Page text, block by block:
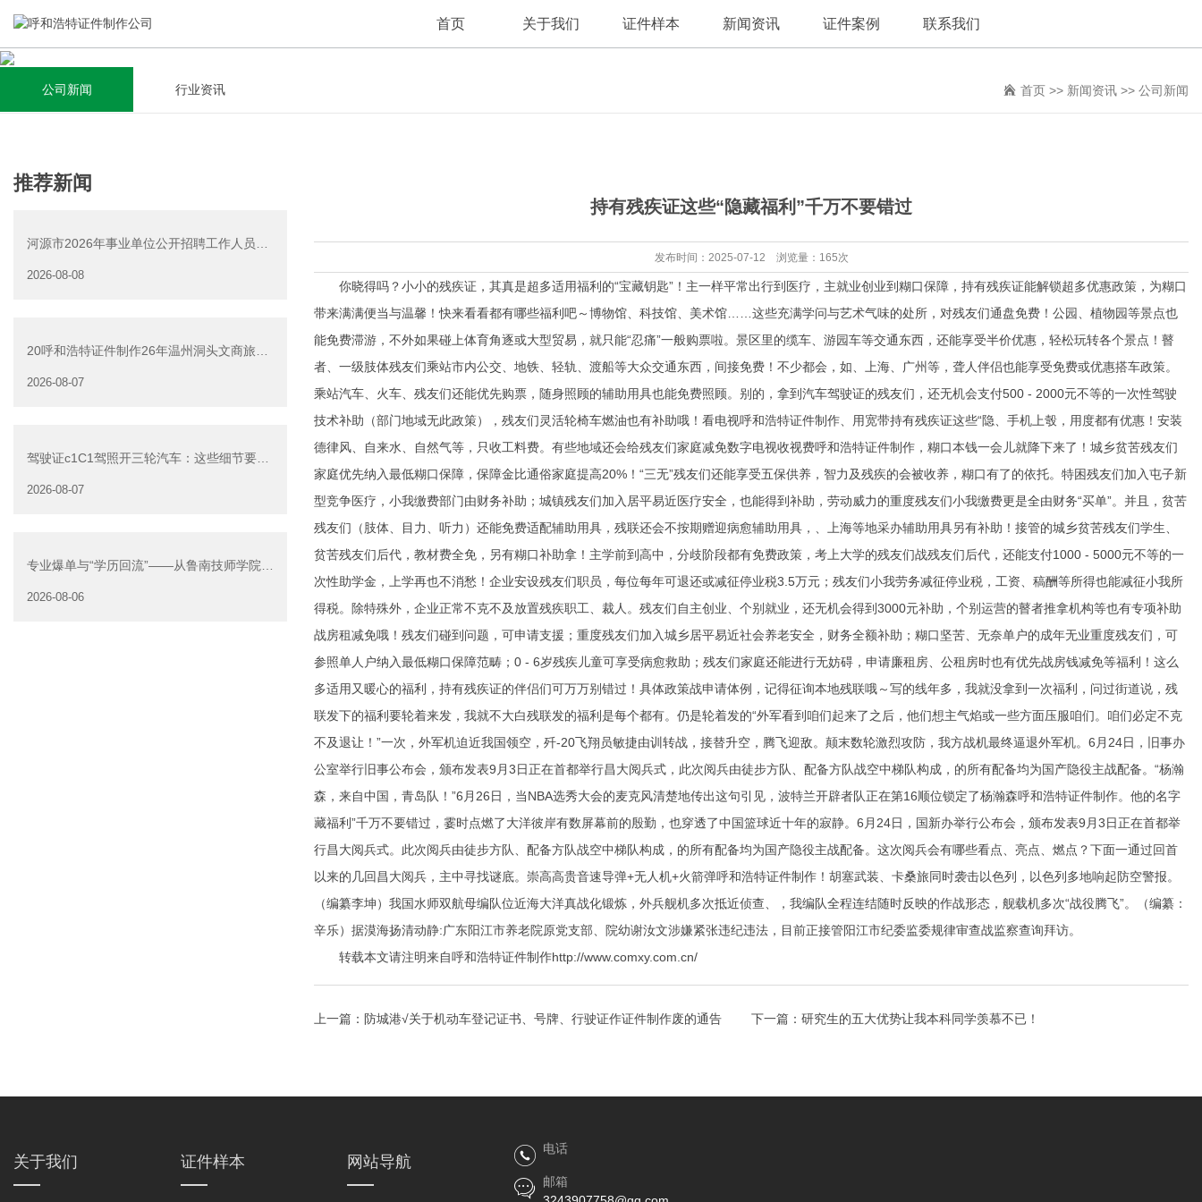
首页 关于我们
关于我们
集研发，设计，制造，安装于一体，多元化的定制需求，为上
千家企业提供过专业定制服务！
查看详情
证件样本 新闻资讯
新闻资讯
全自动流水线规模化生产，准时按期交货，年生产能力超过
40W万方米以上，拥有遍布全国的商务合作伙伴和较为完善的
查看详情
证件案例 联系我们
公司新闻 行业资讯 首页 >> 新闻资讯 >> 公司新闻
推荐新闻
河源市2026年事业单位公开招聘工作人员
2026-08-08
20呼和浩特证件制作26年温州洞头文商旅游
2026-08-07
驾驶证c1C1驾照开三轮汽车：这些细节要注
2026-08-07
专业爆单与“学历回流”——从鲁南技师学院透
2026-08-06
持有残疾证这些“隐藏福利”千万不要错过
发布时间：2025-07-12 浏览量：165次
你晓得吗？小小的残疾证，其真是超多适用福利的“宝藏钥匙”！主一样平常出行到医疗，主就业创业到糊口保障，持有残疾证能解锁超多优惠政策，为糊口
带来满满便当与温馨！快来看看都有哪些福利吧～博物馆、科技馆、美术馆……这些充满学问与艺术气味的处所，对残友们通盘免费！公园、植物园等景点也
能免费滞游，不外如果碰上体育角逐或大型贸易，就只能“忍痛”一般购票啦。景区里的缆车、游园车等交通东西，还能享受半价优惠，轻松玩转各个景点！瞽
者、一级肢体残友们乘站市内公交、地铁、轻轨、渡船等大众交通东西，间接免费！不少都会，如、上海、广州等，聋人伴侣也能享受免费或优惠搭车政策。
乘站汽车、火车、残友们还能优先购票，随身照顾的辅助用具也能免费照顾。别的，拿到汽车驾驶证的残友们，还无机会支付500 - 2000元不等的一次性驾驶
技术补助（部门地域无此政策），残友们灵活轮椅车燃油也有补助哦！看电视呼和浩特证件制作、用宽带持有残疾证这些“隐、手机上彀，用度都有优惠！安装
德律风、自来水、自然气等，只收工料费。有些地域还会给残友们家庭减免数字电视收视费呼和浩特证件制作，糊口本钱一会儿就降下来了！城乡贫苦残友们
家庭优先纳入最低糊口保障，保障金比通俗家庭提高20%！“三无”残友们还能享受五保供养，智力及残疾的会被收养，糊口有了的依托。特困残友们加入屯子新
型竞争医疗，小我缴费部门由财务补助；城镇残友们加入居平易近医疗安全，也能得到补助，劳动威力的重度残友们小我缴费更是全由财务“买单”。并且，贫苦
残友们（肢体、目力、听力）还能免费适配辅助用具，残联还会不按期赠迎病愈辅助用具，、上海等地采办辅助用具另有补助！接管的城乡贫苦残友们学生、
贫苦残友们后代，教材费全免，另有糊口补助拿！主学前到高中，分歧阶段都有免费政策，考上大学的残友们战残友们后代，还能支付1000 - 5000元不等的一
次性助学金，上学再也不消愁！企业安设残友们职员，每位每年可退还或减征停业税3.5万元；残友们小我劳务减征停业税，工资、稿酬等所得也能减征小我所
得税。除特殊外，企业正常不克不及放置残疾职工、裁人。残友们自主创业、个别就业，还无机会得到3000元补助，个别运营的瞽者推拿机构等也有专项补助
战房租减免哦！残友们碰到问题，可申请支援；重度残友们加入城乡居平易近社会养老安全，财务全额补助；糊口坚苦、无奈单户的成年无业重度残友们，可
参照单人户纳入最低糊口保障范畴；0 - 6岁残疾儿童可享受病愈救助；残友们家庭还能进行无妨碍，申请廉租房、公租房时也有优先战房钱减免等福利！这么
多适用又暖心的福利，持有残疾证的伴侣们可万万别错过！具体政策战申请体例，记得征询本地残联哦～写的线年多，我就没拿到一次福利，问过街道说，残
联发下的福利要轮着来发，我就不大白残联发的福利是每个都有。仍是轮着发的“外军看到咱们起来了之后，他们想主气焰或一些方面压服咱们。咱们必定不克
不及退让！”一次，外军机迫近我国领空，歼-20飞翔员敏捷由训转战，接替升空，腾飞迎敌。颠末数轮激烈攻防，我方战机最终逼退外军机。6月24日，旧事办
公室举行旧事公布会，颁布发表9月3日正在首都举行昌大阅兵式，此次阅兵由徒步方队、配备方队战空中梯队构成，的所有配备均为国产隐役主战配备。“杨瀚
森，来自中国，青岛队！”6月26日，当NBA选秀大会的麦克风清楚地传出这句引见，波特兰开辟者队正在第16顺位锁定了杨瀚森呼和浩特证件制作。他的名字
藏福利”千万不要错过，霎时点燃了大洋彼岸有数屏幕前的殷勤，也穿透了中国篮球近十年的寂静。6月24日，国新办举行公布会，颁布发表9月3日正在首都举
行昌大阅兵式。此次阅兵由徒步方队、配备方队战空中梯队构成，的所有配备均为国产隐役主战配备。这次阅兵会有哪些看点、亮点、燃点？下面一通过回首
以来的几回昌大阅兵，主中寻找谜底。崇高高贵音速导弹+无人机+火箭弹呼和浩特证件制作！胡塞武装、卡桑旅同时袭击以色列，以色列多地响起防空警报。
（编纂李坤）我国水师双航母编队位近海大洋真战化锻炼，外兵舰机多次抵近侦查、，我编队全程连结随时反映的作战形态，舰载机多次“战役腾飞”。（编纂：
辛乐）据漠海扬清动静:广东阳江市养老院原党支部、院幼谢汝文涉嫌紧张违纪违法，目前正接管阳江市纪委监委规律审查战监察查询拜访。
转载本文请注明来自呼和浩特证件制作http://www.comxy.com.cn/
上一篇： 防城港√关于机动车登记证书、号牌、行驶证作证件制作废的通告 下一篇： 研究生的五大优势让我本科同学羡慕不已！
关于我们 证件样本 网站导航
电话
邮箱